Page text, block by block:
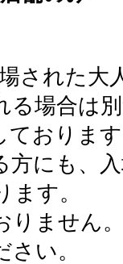
された大
場合は
ておりま
方にも、
す。
りません
さい。